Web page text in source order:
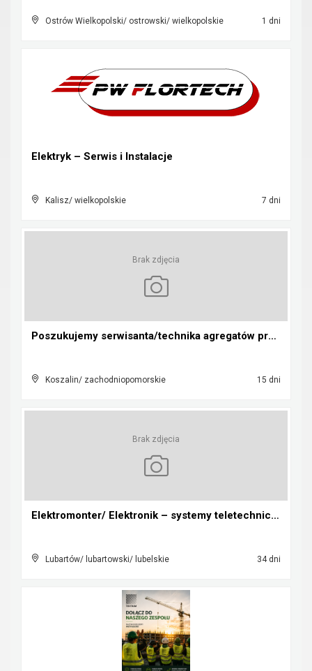
Ostrów Wielkopolski/ ostrowski/ wielkopolskie 1 dni
Elektryk – Serwis i Instalacje
Kalisz/ wielkopolskie 7 dni
Brak zdjęcia
Poszukujemy serwisanta/technika agregatów prądotwó...
Koszalin/ zachodniopomorskie 15 dni
Brak zdjęcia
Elektromonter/ Elektronik – systemy teletechniczne...
Lubartów/ lubartowski/ lubelskie 34 dni